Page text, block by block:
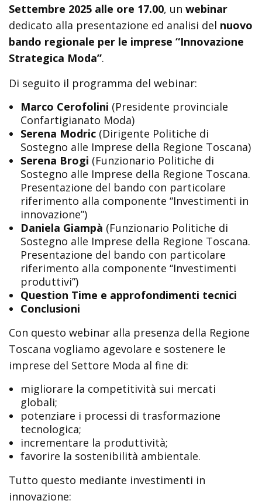
Settembre 2025 alle ore 17.00, un webinar
dedicato alla presentazione ed analisi del nuovo
bando regionale per le imprese “Innovazione
Strategica Moda”.
Di seguito il programma del webinar:
Marco Cerofolini (Presidente provinciale
Confartigianato Moda)
Serena Modric (Dirigente Politiche di
Sostegno alle Imprese della Regione Toscana)
Serena Brogi (Funzionario Politiche di
Sostegno alle Imprese della Regione Toscana.
Presentazione del bando con particolare
riferimento alla componente “Investimenti in
innovazione”)
Daniela Giampà (Funzionario Politiche di
Sostegno alle Imprese della Regione Toscana.
Presentazione del bando con particolare
riferimento alla componente “Investimenti
produttivi”)
Question Time e approfondimenti tecnici
Conclusioni
Con questo webinar alla presenza della Regione
Toscana vogliamo agevolare e sostenere le
imprese del Settore Moda al fine di:
migliorare la competitività sui mercati
globali;
potenziare i processi di trasformazione
tecnologica;
incrementare la produttività;
favorire la sostenibilità ambientale.
Tutto questo mediante investimenti in
innovazione: